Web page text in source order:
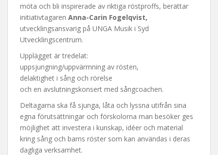
möta och bli inspirerade av riktiga röstproffs, berättar
initiativtagaren Anna-Carin Fogelqvist,
utvecklingsansvarig på UNGA Musik i Syd
Utvecklingscentrum.
Upplägget är tredelat:
uppsjungning/uppvärmning av rösten,
delaktighet i sång och rörelse
och en avslutningskonsert med sångcoachen.
Deltagarna ska få sjunga, låta och lyssna utifrån sina
egna förutsättningar och förskolorna man besöker ges
möjlighet att investera i kunskap, idéer och material
kring sång och barns röster som kan användas i deras
dagliga verksamhet.